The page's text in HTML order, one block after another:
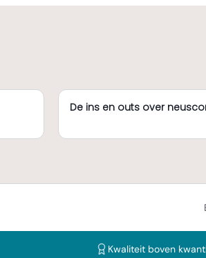
De ins en outs over
Kwaliteit boven